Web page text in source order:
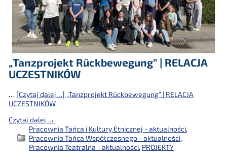
„Tanzprojekt Rückbewegung” | RELACJA
UCZESTNIKÓW
… [Czytaj dalej…] „Tanzprojekt Rückbewegung” | RELACJA
UCZESTNIKÓW
Czytaj dalej →
Pracownia Tańca i Kultury Etnicznej - aktualności,
Pracownia Tańca Współczesnego - aktualności,
Pracownia Teatralna - aktualności, PROJEKTY